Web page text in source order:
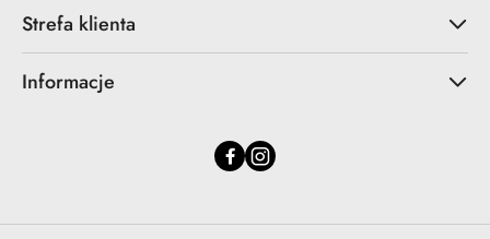
Strefa klienta
Informacje